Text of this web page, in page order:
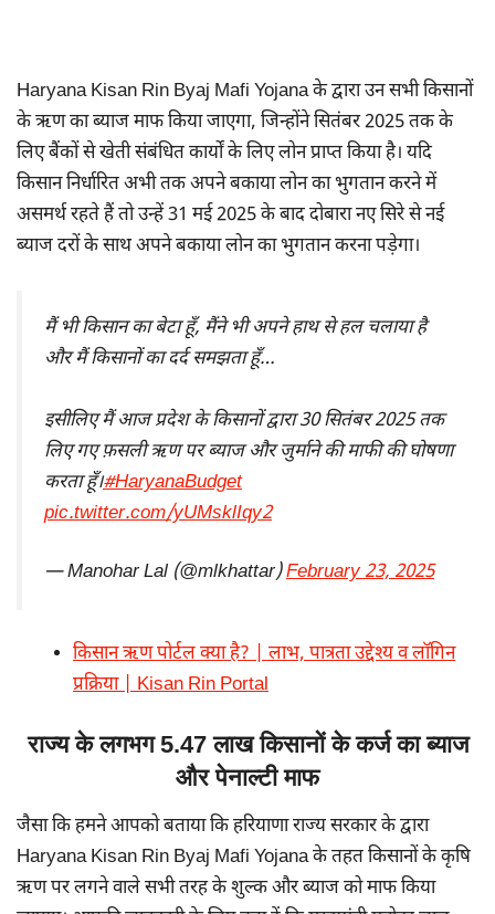
Haryana Kisan Rin Byaj Mafi Yojana के द्वारा उन सभी किसानों
के ऋण का ब्याज माफ किया जाएगा, जिन्होंने सितंबर 2025 तक के
लिए बैंकों से खेती संबंधित कार्यों के लिए लोन प्राप्त किया है। यदि
किसान निर्धारित अभी तक अपने बकाया लोन का भुगतान करने में
असमर्थ रहते हैं तो उन्हें 31 मई 2025 के बाद दोबारा नए सिरे से नई
ब्याज दरों के साथ अपने बकाया लोन का भुगतान करना पड़ेगा।
मैं भी किसान का बेटा हूँ, मैंने भी अपने हाथ से हल चलाया है
और मैं किसानों का दर्द समझता हूँ…
इसीलिए मैं आज प्रदेश के किसानों द्वारा 30 सितंबर 2025 तक
लिए गए फ़सली ऋण पर ब्याज और जुर्माने की माफी की घोषणा
करता हूँ।#HaryanaBudget
pic.twitter.com/yUMsklIqy2
— Manohar Lal (@mlkhattar)February 23, 2025
किसान ऋण पोर्टल क्या है? | लाभ, पात्रता उद्देश्य व लॉगिन
प्रक्रिया | Kisan Rin Portal
राज्य के लगभग 5.47 लाख किसानों के कर्ज का ब्याज
और पेनाल्टी माफ
जैसा कि हमने आपको बताया कि हरियाणा राज्य सरकार के द्वारा
Haryana Kisan Rin Byaj Mafi Yojana के तहत किसानों के कृषि
ऋण पर लगने वाले सभी तरह के शुल्क और ब्याज को माफ किया